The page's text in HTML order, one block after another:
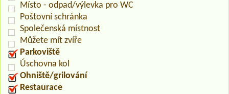
Místo - odpad/výlevka pro WC
Poštovní schránka
Společenská místnost
Můžete mít zvíře
Parkoviště
Úschovna kol
Ohniště/grilování
Restaurace